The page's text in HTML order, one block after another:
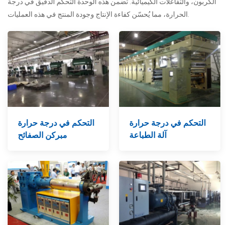
الحرارة، مما يُحسّن كفاءة الإنتاج وجودة المنتج في هذه العمليات.
التحكم في درجة حرارة
مبركن الصفائح
التحكم في درجة حرارة
آلة الطباعة